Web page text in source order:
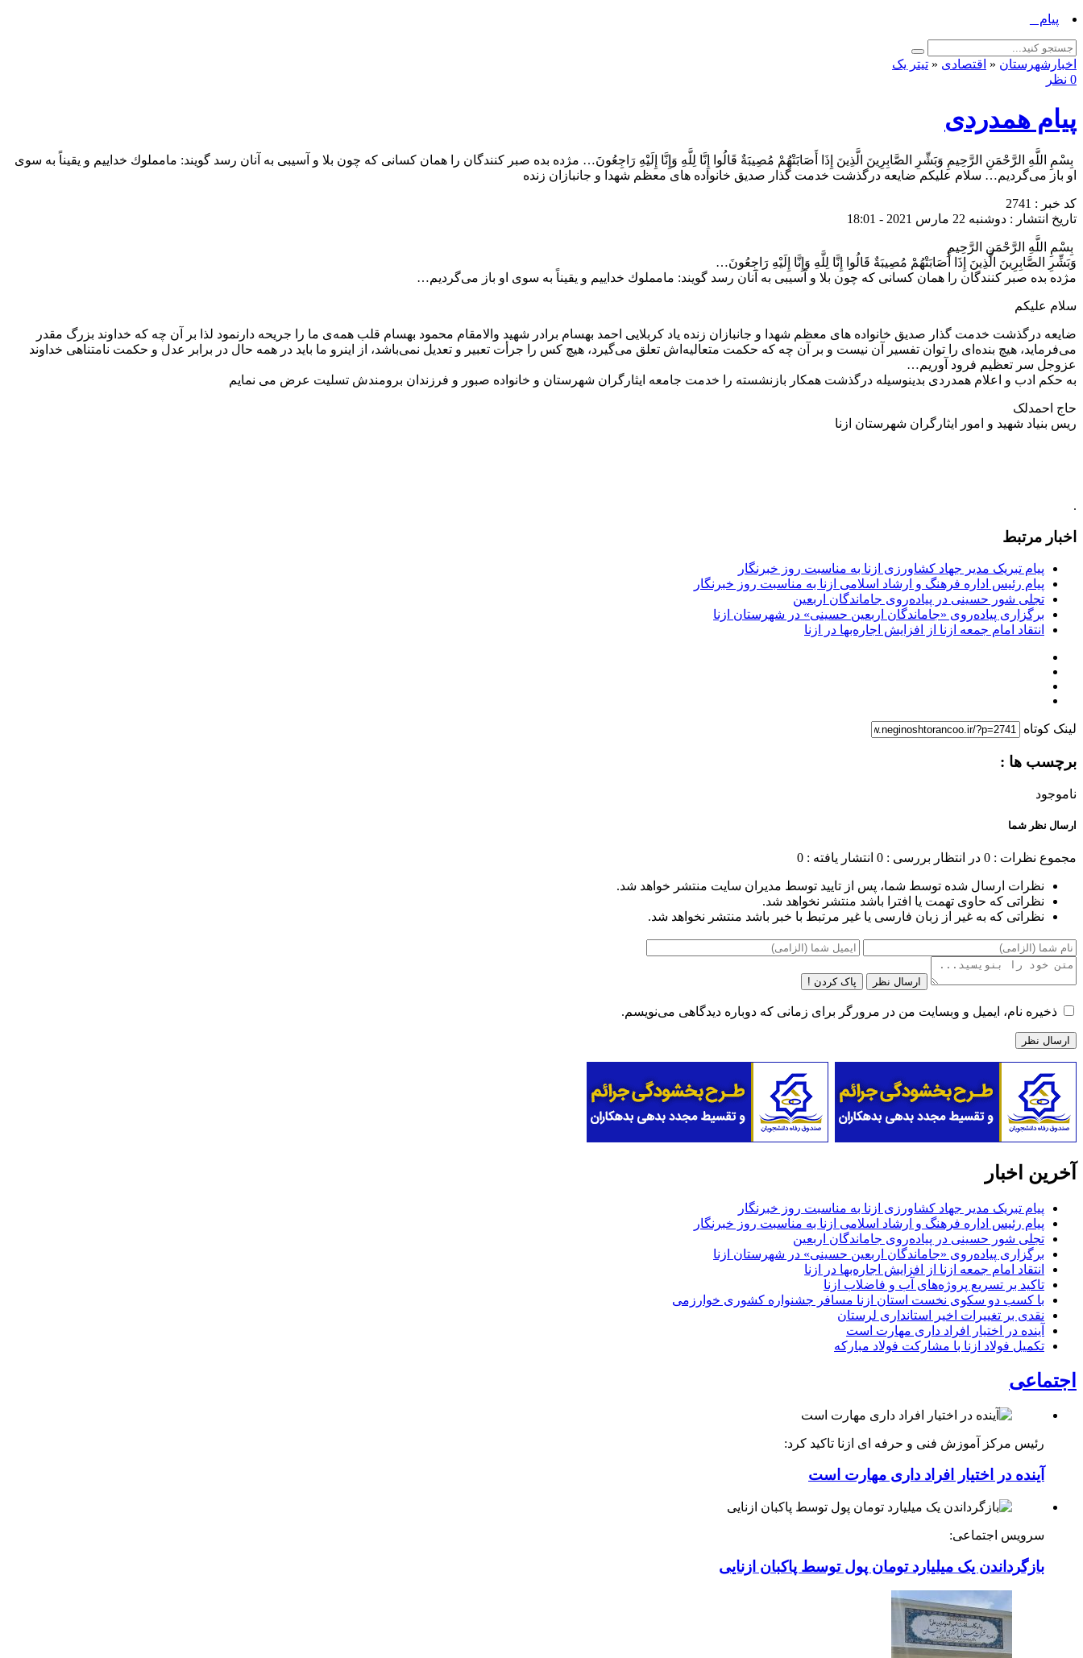
پیام رئیس اداره_
اخبارشهرستان « اقتصادی « تیتر یک
0 نظر
پیام همدردی
‍ بِسْمِ اللَّهِ الرَّحْمَنِ الرَّحِيمِ وَبَشِّرِ الصَّابِرِينَ الَّذِينَ إِذَا أَصَابَتْهُمْ مُصِيبَةٌ قَالُوا إِنَّا لِلَّهِ وَإِنَّا إِلَيْهِ رَاجِعُونَ… مژده بده صبر کنندگان را ﻫﻤﺎﻥ ﻛﺴﺎنى ﻛﻪ ﭼﻮﻥ ﺑﻠﺎ ﻭ ﺁسيبى ﺑﻪ ﺁﻧﺎﻥ ﺭﺳﺪ ﮔﻮﻳﻨﺪ: ﻣﺎﻣﻤﻠﻮﻙ ﺧﺪﺍﻳﻴﻢ ﻭ ﻳﻘﻴﻨﺎً ﺑﻪ ﺳﻮى
ﺍﻭ ﺑﺎﺯ ﻣﻰﮔﺮﺩﻳﻢ… سلام علیکم ضایعه درگذشت خدمت گذار صدیق خانواده های معظم شهدا و جانبازان زنده
کد خبر : 2741
تاریخ انتشار : دوشنبه 22 مارس 2021 - 18:01
‍ بِسْمِ اللَّهِ الرَّحْمَنِ الرَّحِيمِ
وَبَشِّرِ الصَّابِرِينَ الَّذِينَ إِذَا أَصَابَتْهُمْ مُصِيبَةٌ قَالُوا إِنَّا لِلَّهِ وَإِنَّا إِلَيْهِ رَاجِعُونَ…
مژده بده صبر کنندگان را ﻫﻤﺎﻥ ﻛﺴﺎنى ﻛﻪ ﭼﻮﻥ ﺑﻠﺎ ﻭ ﺁسيبى ﺑﻪ ﺁﻧﺎﻥ ﺭﺳﺪ ﮔﻮﻳﻨﺪ: ﻣﺎﻣﻤﻠﻮﻙ ﺧﺪﺍﻳﻴﻢ ﻭ ﻳﻘﻴﻨﺎً ﺑﻪ ﺳﻮى ﺍﻭ ﺑﺎﺯ ﻣﻰﮔﺮﺩﻳﻢ…
سلام علیکم
ضایعه درگذشت خدمت گذار صدیق خانواده های معظم شهدا و جانبازان زنده یاد کربلایی احمد بهسام برادر شهید والامقام محمود بهسام قلب همه‌ی ما را جریحه دارنمود لذا بر آن چه که خداوند بزرگ مقدر
می‌فرماید، هیچ بنده‌ای را توان تفسیر آن نیست و بر آن چه که حکمت متعالیه‌اش تعلق می‌گیرد، هیچ کس را جرأت تعبیر و تعدیل نمی‌باشد، از اینرو ما باید در همه حال در برابر عدل و حکمت نامتناهی خداوند
عزوجل سر تعظیم فرود آوریم…
به حکم ادب و اعلام همدردی بدینوسیله درگذشت همکار بازنشسته را خدمت جامعه ایثارگران شهرستان و خانواده صبور و فرزندان برومندش تسلیت عرض می نمایم
حاج احمدلک
ریس بنیاد شهید و امور ایثارگران شهرستان ازنا
.
اخبار مرتبط
پیام تبریک مدیر جهاد کشاورزی ازنا به مناسبت روز خبرنگار
پیام رئیس اداره فرهنگ و ارشاد اسلامی ازنا به مناسبت روز خبرنگار
تجلی شور حسینی در پیاده‌روی جاماندگان اربعین
برگزاری پیاده‌روی «جاماندگان اربعین حسینی» در شهرستان ازنا
انتقاد امام جمعه ازنا از افزایش اجاره‌بها در ازنا
لینک کوتاه
برچسب ها :
ناموجود
ارسال نظر شما
مجموع نظرات : 0 در انتظار بررسی : 0 انتشار یافته : 0
نظرات ارسال شده توسط شما، پس از تایید توسط مدیران سایت منتشر خواهد شد.
نظراتی که حاوی تهمت یا افترا باشد منتشر نخواهد شد.
نظراتی که به غیر از زبان فارسی یا غیر مرتبط با خبر باشد منتشر نخواهد شد.
ارسال نظر پاک کردن !
ذخیره نام، ایمیل و وبسایت من در مرورگر برای زمانی که دوباره دیدگاهی می‌نویسم.
آخرین اخبار
پیام تبریک مدیر جهاد کشاورزی ازنا به مناسبت روز خبرنگار
پیام رئیس اداره فرهنگ و ارشاد اسلامی ازنا به مناسبت روز خبرنگار
تجلی شور حسینی در پیاده‌روی جاماندگان اربعین
برگزاری پیاده‌روی «جاماندگان اربعین حسینی» در شهرستان ازنا
انتقاد امام جمعه ازنا از افزایش اجاره‌بها در ازنا
تاکید بر تسریع پروژه‌های آب و فاضلاب ازنا
با کسب دو سکوی نخست استان ازنا مسافر جشنواره کشوری خوارزمی
نقدی بر تغییرات اخیر استانداری لرستان
آینده در اختیار افراد داری مهارت است
تکمیل فولاد ازنا با مشارکت فولاد مبارکه
اجتماعی
رئیس مرکز آموزش فنی و حرفه ای ازنا تاکید کرد:
آینده در اختیار افراد داری مهارت است
سرویس اجتماعی:
بازگرداندن یک میلیارد تومان پول توسط پاکبان ازنایی